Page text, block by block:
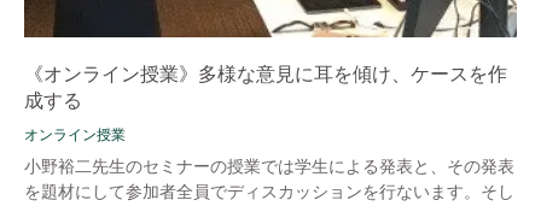
《オンライン授業》多様な意見に耳を傾け、ケースを作
成する
オンライン授業
小野裕二先生のセミナーの授業では学生による発表と、その発表
を題材にして参加者全員でディスカッションを行ないます。そし